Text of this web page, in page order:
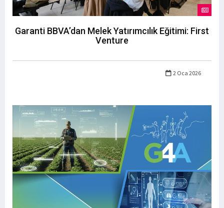
Garanti BBVA’dan Melek Yatırımcılık Eğitimi: First
Venture
2 Oca 2026